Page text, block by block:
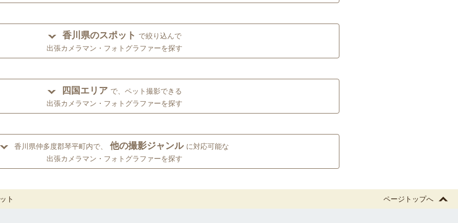
香川県のスポット で絞り込んで
出張カメラマン・フォトグラファーを探す
四国エリア で、ペット撮影できる
出張カメラマン・フォトグラファーを探す
香川県仲多度郡琴平町内で、 他の撮影ジャンル に対応可能な
出張カメラマン・フォトグラファーを探す
ト ページトップへ